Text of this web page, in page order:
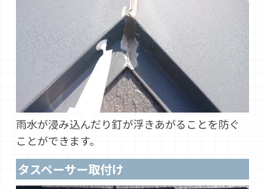
雨水が浸み込んだり釘が浮きあがることを防ぐ
ことができます。
タスペーサー取付け